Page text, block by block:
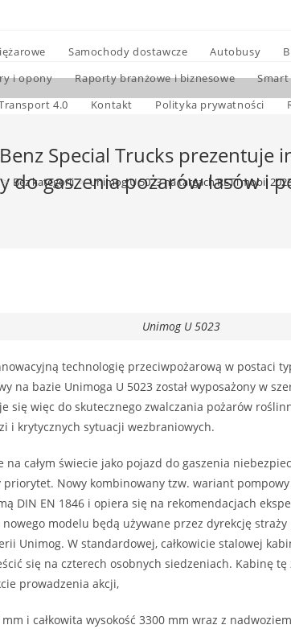
Samochody dostawcze Autobusy
i opony Raporty branżowe i biznesowe Smart
4.0 Kontakt Polityka prywatności
Special Trucks prezentuje
gaszenia pożarów lasów i
> Bez kategorii > Unimog U 5023 na targach RETTmobil
Unimog U 5023
technologię przeciwpożarową w postaci
bazie Unimoga U 5023 został wyposażony w
się więc do skutecznego zwalczania pożarów
i krytycznych sytuacji wezbraniowych.
całym świecie jako pojazd do gaszenia
Nowy kombinowany tzw. wariant
DIN EN 1846 i opiera się na rekomendacjach
nowego modelu będą używane przez dyrekcję
Unimog. W standardowej, całkowicie stalowej
się na czterech osobnych siedzeniach. Kabinę
prowadzenia akcji,
i całkowita wysokość 3300 mm wraz z